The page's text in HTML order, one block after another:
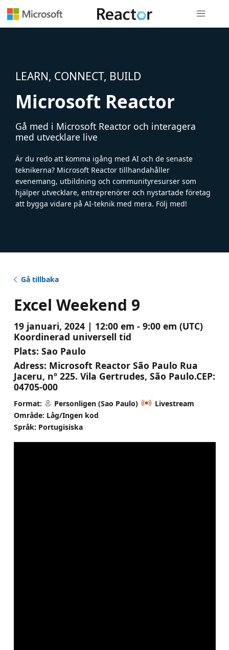
LEARN, CONNECT, BUILD
Microsoft Reactor
Gå med i Microsoft Reactor och interagera
med utvecklare live
Är du redo att komma igång med AI och de senaste
teknikerna? Microsoft Reactor tillhandahåller
evenemang, utbildning och communityresurser som
hjälper utvecklare, entreprenörer och nystartade företag
att bygga vidare på AI-teknik med mera. Följ med!
Gå tillbaka
Excel Weekend 9
19 januari, 2024 | 12:00 em - 9:00 em (UTC)
Koordinerad universell tid
Plats: Sao Paulo
Adress: Microsoft Reactor São Paulo Rua
Jaceru, nº 225. Vila Gertrudes, São Paulo.CEP:
04705-000
Format: Personligen (Sao Paulo)
Livestream
Område: Låg/Ingen kod
Språk: Portugisiska